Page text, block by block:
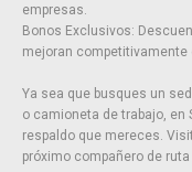
empresas.
Bonos Exclusivos:
mejoran competitivamente
Ya sea que busques un
o camioneta de trabajo, en
respaldo que mereces.
próximo compañero de